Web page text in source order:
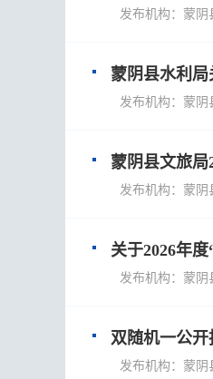
发布机构：蒙
蒙阴县水利
发布机构：蒙
蒙阴县文旅
发布机构：蒙
关于2026年
发布机构：蒙
双随机一公
发布机构：蒙